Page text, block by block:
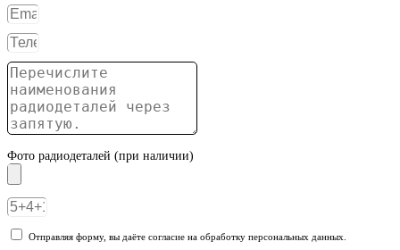
Фото радиодеталей (при наличии)
Отправляя форму, вы даёте согласие на обработку персональных данных.